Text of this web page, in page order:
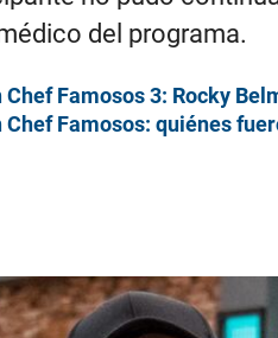
del programa.
Chef Famosos 3: Rocky
Chef Famosos: quiénes